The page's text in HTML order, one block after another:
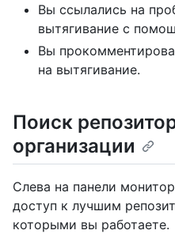
Вы ссылались на
вытягивание с
Вы
на вытягивание.
Поиск
организации
Слева на панели
доступ к лучшим
которыми вы работаете.